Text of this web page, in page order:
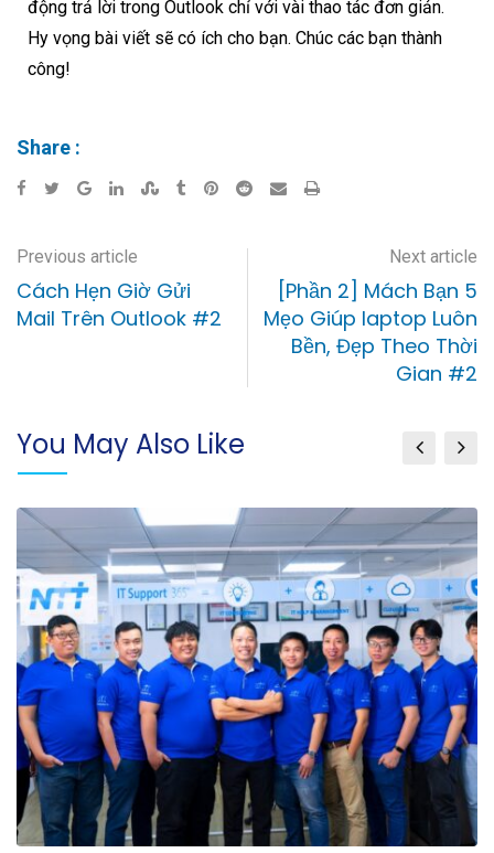
động trả lời trong Outlook chỉ với vài thao tác đơn giản.
Hy vọng bài viết sẽ có ích cho bạn. Chúc các bạn thành
công!
Share :
Previous article
Cách Hẹn Giờ Gửi
Mail Trên Outlook #2
Next article
[Phần 2] Mách Bạn 5
Mẹo Giúp laptop Luôn
Bền, Đẹp Theo Thời
Gian #2
You May Also Like